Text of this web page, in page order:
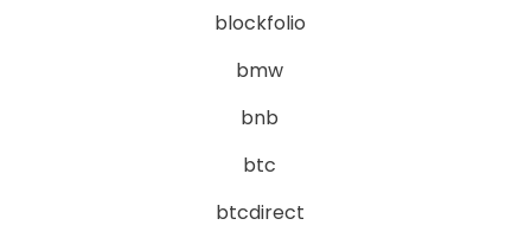
blockfolio
bmw
bnb
btc
btcdirect